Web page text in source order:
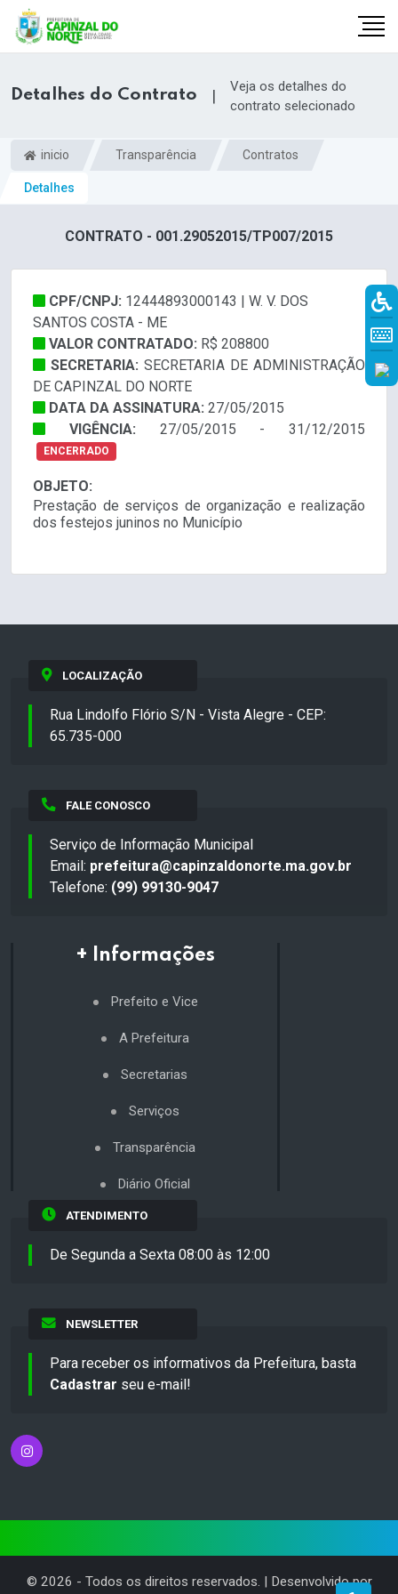
Detalhes do Contrato |
Veja os detalhes do
contrato selecionado
inicio Transparência Contratos
Detalhes
CONTRATO - 001.29052015/TP007/2015
CPF/CNPJ: 12444893000143 | W. V. DOS
SANTOS COSTA - ME
VALOR CONTRATADO: R$ 208800
SECRETARIA: SECRETARIA DE ADMINISTRAÇÃO
DE CAPINZAL DO NORTE
DATA DA ASSINATURA: 27/05/2015
VIGÊNCIA: 27/05/2015 - 31/12/2015
ENCERRADO
OBJETO:
Prestação de serviços de organização e realização
dos festejos juninos no Município
LOCALIZAÇÃO
Rua Lindolfo Flório S/N - Vista Alegre - CEP:
65.735-000
FALE CONOSCO
Serviço de Informação Municipal
Email: prefeitura@capinzaldonorte.ma.gov.br
Telefone: (99) 99130-9047
+ Informações
Prefeito e Vice
A Prefeitura
Secretarias
Serviços
Transparência
Diário Oficial
ATENDIMENTO
De Segunda a Sexta 08:00 às 12:00
NEWSLETTER
Para receber os informativos da Prefeitura, basta
Cadastrar seu e-mail!
© 2026 - Todos os direitos reservados. | Desenvolvido por